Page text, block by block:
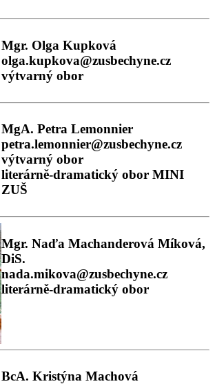
Mgr. Olga Kupková
olga.kupkova@zusbechyne.cz
výtvarný obor
MgA. Petra Lemonnier
petra.lemonnier@zusbechyne.cz
výtvarný obor
literárně-dramatický obor MINI
ZUŠ
Mgr. Naďa Machanderová Míková,
DiS.
nada.mikova@zusbechyne.cz
literárně-dramatický obor
BcA. Kristýna Machová